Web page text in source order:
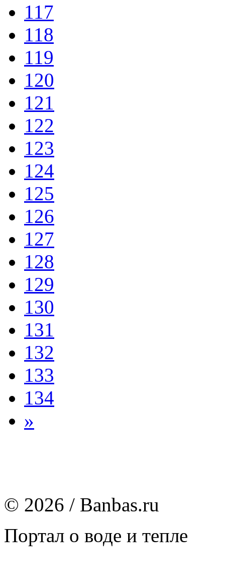
117
118
119
120
121
122
123
124
125
126
127
128
129
130
131
132
133
134
»
© 2026 / Banbas.ru
Портал о воде и тепле